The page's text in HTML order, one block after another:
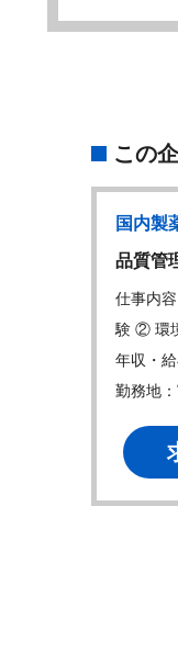
この
国内製
品質管
仕事内
験 ② 環
年収・
勤務地